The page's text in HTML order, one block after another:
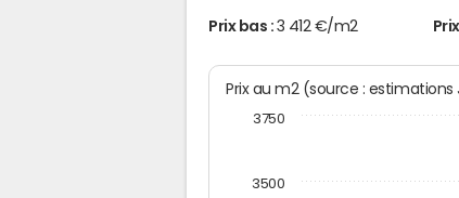
Prix bas : 3 412 €/m2
Prix au m2 (source :
3500
3750